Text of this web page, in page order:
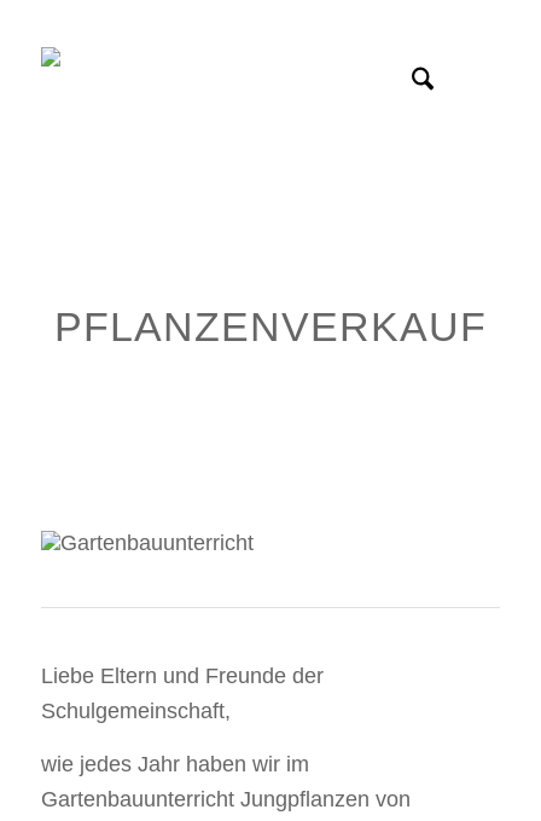
PFLANZENVERKAUF
Liebe Eltern und Freunde der
Schulgemeinschaft,
wie jedes Jahr haben wir im
Gartenbauunterricht Jungpflanzen von